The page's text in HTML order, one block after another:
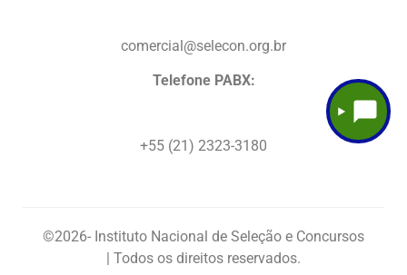
comercial@selecon.org.br
Telefone PABX:
+55 (21) 2323-3180
©2026- Instituto Nacional de Seleção e Concursos
| Todos os direitos reservados.